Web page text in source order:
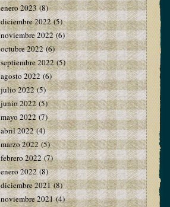
enero 2023(8)
diciembre 2022(5)
noviembre 2022(6)
octubre 2022(6)
septiembre 2022(5)
agosto 2022 (6)
julio 2022(5)
junio 2022(5)
mayo 2022(7)
abril 2022(4)
marzo 2022(5)
febrero 2022(7)
enero 2022(8)
diciembre 2021(8)
noviembre 2021(4)